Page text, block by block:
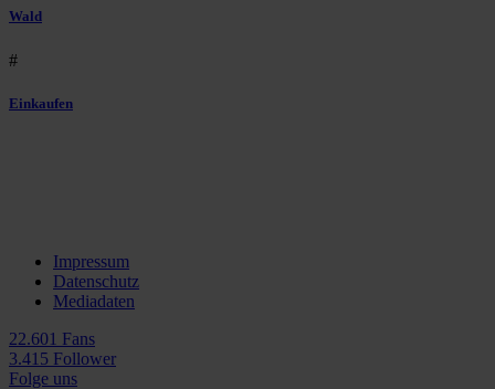
Wald
#
Einkaufen
Impressum
Datenschutz
Mediadaten
22.601 Fans
3.415 Follower
Folge uns